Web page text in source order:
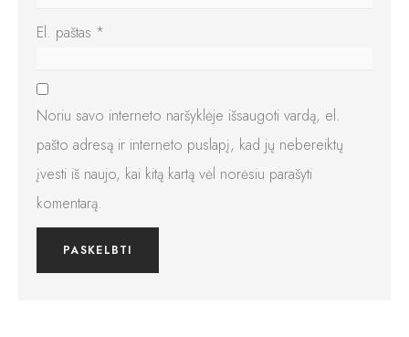
El. paštas *
Noriu savo interneto naršyklėje išsaugoti vardą, el.
pašto adresą ir interneto puslapį, kad jų nebereiktų
įvesti iš naujo, kai kitą kartą vėl norėsiu parašyti
komentarą.